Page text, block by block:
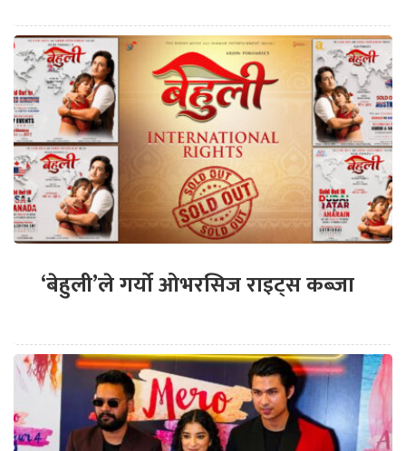
‘बेहुली’ले गर्यो ओभरसिज राइट्स कब्जा